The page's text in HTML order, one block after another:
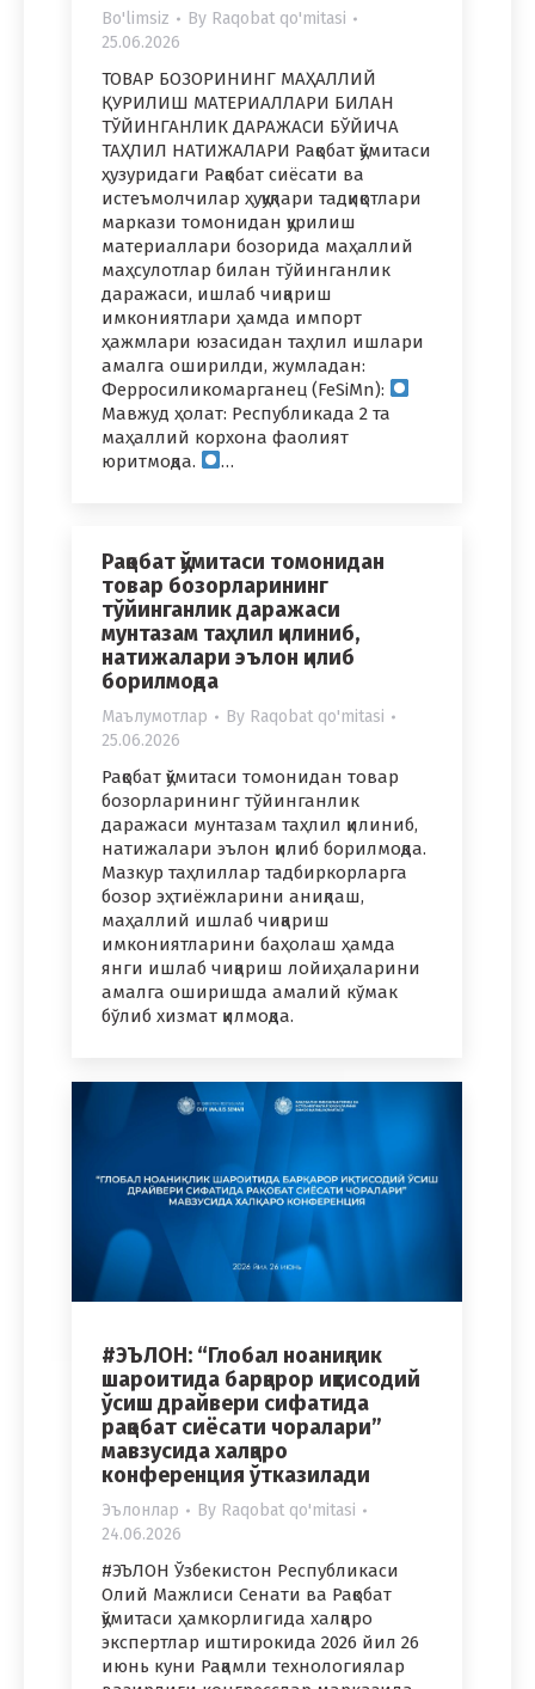
Bo'limsiz By Raqobat qo'mitasi
25.06.2026
ТОВАР БОЗОРИНИНГ МАҲАЛЛИЙ
ҚУРИЛИШ МАТЕРИАЛЛАРИ БИЛАН
ТЎЙИНГАНЛИК ДАРАЖАСИ БЎЙИЧА
ТАҲЛИЛ НАТИЖАЛАРИ Рақобат қўмитаси
ҳузуридаги Рақобат сиёсати ва
истеъмолчилар ҳуқуқлари тадқиқотлари
маркази томонидан қурилиш
материаллари бозорида маҳаллий
маҳсулотлар билан тўйинганлик
даражаси, ишлаб чиқариш
имкониятлари ҳамда импорт
ҳажмлари юзасидан таҳлил ишлари
амалга оширилди, жумладан:
Ферросиликомарганец (FeSiMn):
Мавжуд ҳолат: Республикада 2 та
маҳаллий корхона фаолият
юритмоқда.
…
Рақобат қўмитаси томонидан
товар бозорларининг
тўйинганлик даражаси
мунтазам таҳлил қилиниб,
натижалари эълон қилиб
борилмоқда
Маълумотлар By Raqobat qo'mitasi
25.06.2026
Рақобат қўмитаси томонидан товар
бозорларининг тўйинганлик
даражаси мунтазам таҳлил қилиниб,
натижалари эълон қилиб борилмоқда.
Мазкур таҳлиллар тадбиркорларга
бозор эҳтиёжларини аниқлаш,
маҳаллий ишлаб чиқариш
имкониятларини баҳолаш ҳамда
янги ишлаб чиқариш лойиҳаларини
амалга оширишда амалий кўмак
бўлиб хизмат қилмоқда.
#ЭЪЛОН: “Глобал ноаниқлик
шароитида барқарор иқтисодий
ўсиш драйвери сифатида
рақобат сиёсати чоралари”
мавзусида халқаро
конференция ўтказилади
Эълонлар By Raqobat qo'mitasi
24.06.2026
#ЭЪЛОН Ўзбекистон Республикаси
Олий Мажлиси Сенати ва Рақобат
қўмитаси ҳамкорлигида халқаро
экспертлар иштирокида 2026 йил 26
июнь куни Рақамли технологиялар